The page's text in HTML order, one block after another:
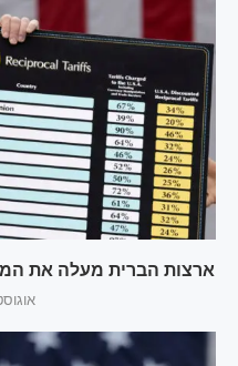
ארצות הברית מעלה את המכס
אוגוסט 1,